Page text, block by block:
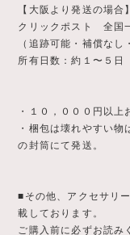
【大阪より発送の場
クリックポスト 全国
（追跡可能・補償なし
所有日数：約１〜５日
・１０，０００円以上
・梱包は壊れやすい
の封筒にて発送。
■その他、アクセサリ
載しております。
ご購入前に必ずお読み